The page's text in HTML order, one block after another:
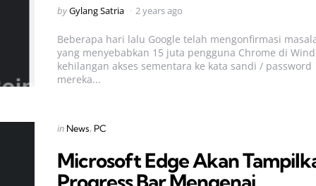
Posted
byGylang Satria 2 years ago
Beberapa hari lalu Google telah mengonfirmasi
yang menyebabkan 15 juta pengguna Chrome di
kehilangan akses sementara ke kata sandi / password
mereka...
Categories
Posted
in News PC
Microsoft Edge Akan